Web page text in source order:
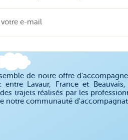
de notre offre
Lavaur, France et
trajets réalisés par les
notre communauté